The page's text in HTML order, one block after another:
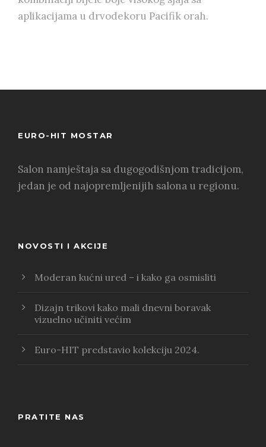
aplikacijama u drvodekoru Pacifik orah.
EURO-HIT MOSTAR
Salon namještaja sa dugogodišnjom tradicijom,
jedan je od najopremljenijih salona u regionu.
NOVOSTI I AKCIJE
Moderan kućni ured – i kako ga osmisliti
Dizajn trikovi kako mali dnevni boravak
vizuelno učiniti većim
Euro-HIT predstavio kolekciju 2024.
PRATITE NAS